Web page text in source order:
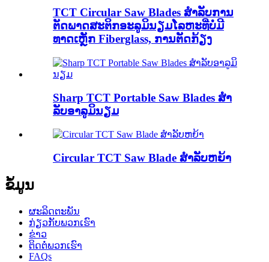
TCT Circular Saw Blades ສໍາລັບການ
ຕັດພາດສະຕິກອະລູມິນຽມໂລຫະທີ່ບໍ່ມີ
ທາດເຫຼັກ Fiberglass, ການຕັດກ້ຽງ
Sharp TCT Portable Saw Blades ສໍາ
ລັບອາລູມິນຽມ
Circular TCT Saw Blade ສໍາລັບຫຍ້າ
ຂໍ້ມູນ
ຜະລິດຕະພັນ
ກ່ຽວກັບພວກເຮົາ
ຂ່າວ
ຕິດຕໍ່ພວກເຮົາ
FAQs